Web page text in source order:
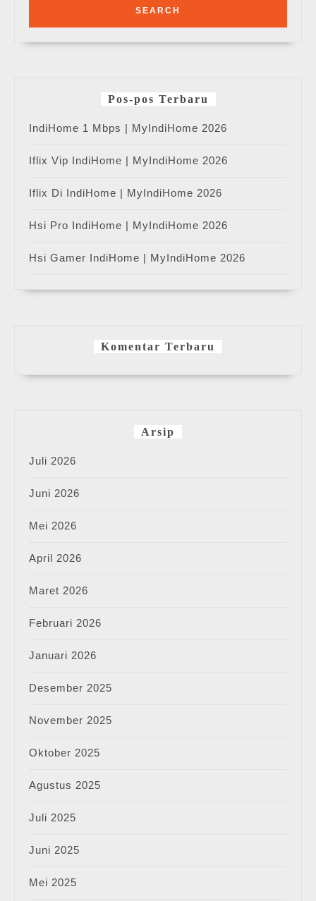
Pos-pos Terbaru
IndiHome 1 Mbps | MyIndiHome 2026
Iflix Vip IndiHome | MyIndiHome 2026
Iflix Di IndiHome | MyIndiHome 2026
Hsi Pro IndiHome | MyIndiHome 2026
Hsi Gamer IndiHome | MyIndiHome 2026
Komentar Terbaru
Arsip
Juli 2026
Juni 2026
Mei 2026
April 2026
Maret 2026
Februari 2026
Januari 2026
Desember 2025
November 2025
Oktober 2025
Agustus 2025
Juli 2025
Juni 2025
Mei 2025